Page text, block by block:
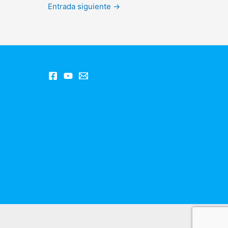
Entrada siguiente →